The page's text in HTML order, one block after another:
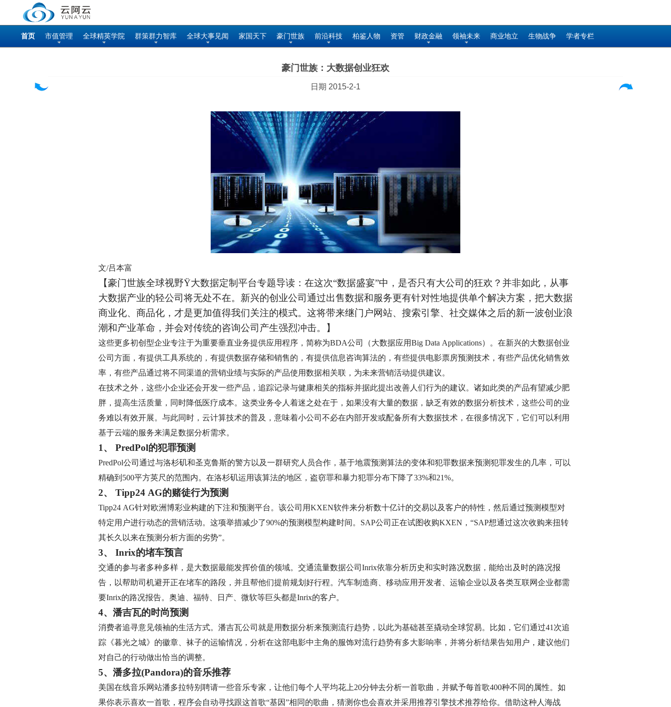
首页 市值管理 全球精英学院 群策群力智库 全球大事见闻 家国天下 豪门世族 前沿科技 柏鉴人物 资管 财政金融 领袖未来 商业地立 生物战争 学者专栏
豪门世族：大数据创业狂欢
日期 2015-2-1
文/吕本富
【豪门世族全球视野Ÿ大数据定制平台专题导读：在这次“数据盛宴”中，是否只有大公司的狂欢？并非如此，从事
大数据产业的轻公司将无处不在。新兴的创业公司通过出售数据和服务更有针对性地提供单个解决方案，把大数据
商业化、商品化，才是更加值得我们关注的模式。这将带来继门户网站、搜索引擎、社交媒体之后的新一波创业浪
潮和产业革命，并会对传统的咨询公司产生强烈冲击。】
这些更多初创型企业专注于为重要垂直业务提供应用程序，简称为BDA公司（大数据应用Big Data Applications）。在新兴的大数据创业
公司方面，有提供工具系统的，有提供数据存储和销售的，有提供信息咨询算法的，有些提供电影票房预测技术，有些产品优化销售效
率，有些产品通过将不同渠道的营销业绩与实际的产品使用数据相关联，为未来营销活动提供建议。
在技术之外，这些小企业还会开发一些产品，追踪记录与健康相关的指标并据此提出改善人们行为的建议。诸如此类的产品有望减少肥
胖，提高生活质量，同时降低医疗成本。这类业务令人着迷之处在于，如果没有大量的数据，缺乏有效的数据分析技术，这些公司的业
务难以有效开展。与此同时，云计算技术的普及，意味着小公司不必在内部开发或配备所有大数据技术，在很多情况下，它们可以利用
基于云端的服务来满足数据分析需求。
1、 PredPol的犯罪预测
PredPol公司通过与洛杉矶和圣克鲁斯的警方以及一群研究人员合作，基于地震预测算法的变体和犯罪数据来预测犯罪发生的几率，可以
精确到500平方英尺的范围内。在洛杉矶运用该算法的地区，盗窃罪和暴力犯罪分布下降了33%和21%。
2、 Tipp24 AG的赌徒行为预测
Tipp24 AG针对欧洲博彩业构建的下注和预测平台。该公司用KXEN软件来分析数十亿计的交易以及客户的特性，然后通过预测模型对
特定用户进行动态的营销活动。这项举措减少了90%的预测模型构建时间。SAP公司正在试图收购KXEN，“SAP想通过这次收购来扭转
其长久以来在预测分析方面的劣势”。
3、 Inrix的堵车预言
交通的参与者多种多样，是大数据最能发挥价值的领域。交通流量数据公司Inrix依靠分析历史和实时路况数据，能给出及时的路况报
告，以帮助司机避开正在堵车的路段，并且帮他们提前规划好行程。汽车制造商、移动应用开发者、运输企业以及各类互联网企业都需
要Inrix的路况报告。奥迪、福特、日产、微软等巨头都是Inrix的客户。
4、潘吉瓦的时尚预测
消费者追寻意见领袖的生活方式。潘吉瓦公司就是用数据分析来预测流行趋势，以此为基础甚至撬动全球贸易。比如，它们通过41次追
踪《暮光之城》的徽章、袜子的运输情况，分析在这部电影中主角的服饰对流行趋势有多大影响率，并将分析结果告知用户，建议他们
对自己的行动做出恰当的调整。
5、潘多拉(Pandora)的音乐推荐
美国在线音乐网站潘多拉特别聘请一些音乐专家，让他们每个人平均花上20分钟去分析一首歌曲，并赋予每首歌400种不同的属性。如
果你表示喜欢一首歌，程序会自动寻找跟这首歌“基因”相同的歌曲，猜测你也会喜欢并采用推荐引擎技术推荐给你。借助这种人海战